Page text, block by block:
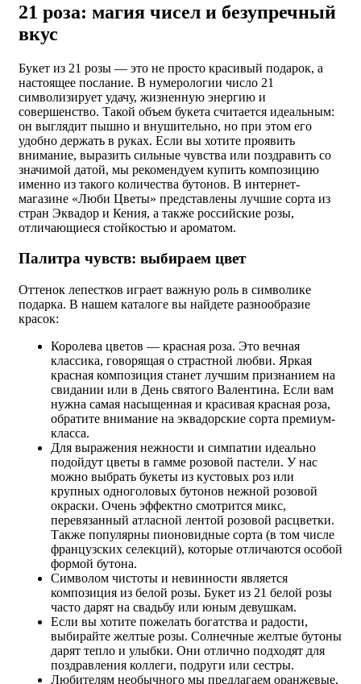
21 роза: магия чисел и безупречный
вкус
Букет из 21 розы — это не просто красивый подарок, а
настоящее послание. В нумерологии число 21
символизирует удачу, жизненную энергию и
совершенство. Такой объем букета считается идеальным:
он выглядит пышно и внушительно, но при этом его
удобно держать в руках. Если вы хотите проявить
внимание, выразить сильные чувства или поздравить со
значимой датой, мы рекомендуем купить композицию
именно из такого количества бутонов. В интернет-
магазине «Люби Цветы» представлены лучшие сорта из
стран Эквадор и Кения, а также российские розы,
отличающиеся стойкостью и ароматом.
Палитра чувств: выбираем цвет
Оттенок лепестков играет важную роль в символике
подарка. В нашем каталоге вы найдете разнообразие
красок:
Королева цветов — красная роза. Это вечная
классика, говорящая о страстной любви. Яркая
красная композиция станет лучшим признанием на
свидании или в День святого Валентина. Если вам
нужна самая насыщенная и красивая красная роза,
обратите внимание на эквадорские сорта премиум-
класса.
Для выражения нежности и симпатии идеально
подойдут цветы в гамме розовой пастели. У нас
можно выбрать букеты из кустовых роз или
крупных одноголовых бутонов нежной розовой
окраски. Очень эффектно смотрится микс,
перевязанный атласной лентой розовой расцветки.
Также популярны пионовидные сорта (в том числе
французских селекций), которые отличаются особой
формой бутона.
Символом чистоты и невинности является
композиция из белой розы. Букет из 21 белой розы
часто дарят на свадьбу или юным девушкам.
Если вы хотите пожелать богатства и радости,
выбирайте желтые розы. Солнечные желтые бутоны
дарят тепло и улыбки. Они отлично подходят для
поздравления коллеги, подруги или сестры.
Любителям необычного мы предлагаем оранжевые,